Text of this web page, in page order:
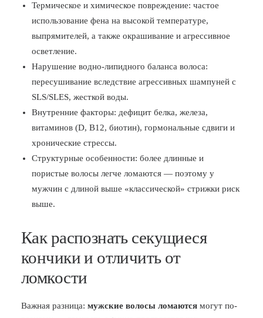
Термическое и химическое повреждение: частое
использование фена на высокой температуре,
выпрямителей, а также окрашивание и агрессивное
осветление.
Нарушение водно-липидного баланса волоса:
пересушивание вследствие агрессивных шампуней с
SLS/SLES, жесткой воды.
Внутренние факторы: дефицит белка, железа,
витаминов (D, B12, биотин), гормональные сдвиги и
хронические стрессы.
Структурные особенности: более длинные и
пористые волосы легче ломаются — поэтому у
мужчин с длиной выше «классической» стрижки риск
выше.
Как распознать секущиеся
кончики и отличить от
ломкости
Важная разница: мужские волосы ломаются могут по-